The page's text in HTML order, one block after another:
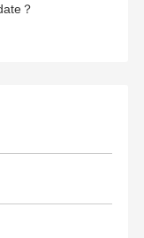
？